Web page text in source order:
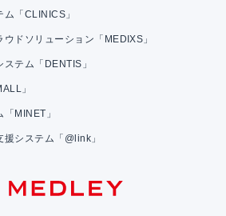
「CLINICS」
ドソリューション「MEDIXS」
テム「DENTIS」
」
MINET」
システム「@link」